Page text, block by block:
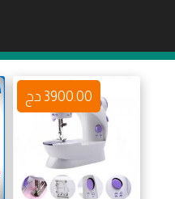
3900.00 دج